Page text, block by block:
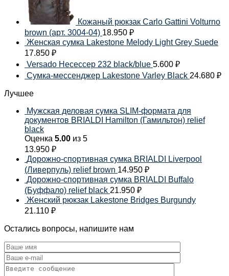
Кожаный рюкзак Carlo Gattini Volturno
brown (арт. 3004-04) 18.950 ₽
Женская сумка Lakestone Melody Light Grey Suede
17.850 ₽
Versado Несессер 232 black/blue 5.600 ₽
Сумка-мессенджер Lakestone Varley Black 24.680 ₽
Лучшее
Мужская деловая сумка SLIM-формата для
документов BRIALDI Hamilton (Гамильтон) relief
black
Оценка 5.00 из 5
13.950 ₽
Дорожно-спортивная сумка BRIALDI Liverpool
(Ливерпуль) relief brown 14.950 ₽
Дорожно-спортивная сумка BRIALDI Buffalo
(Буффало) relief black 21.950 ₽
Женский рюкзак Lakestone Bridges Burgundy
21.110 ₽
Остались вопросы, напишите нам